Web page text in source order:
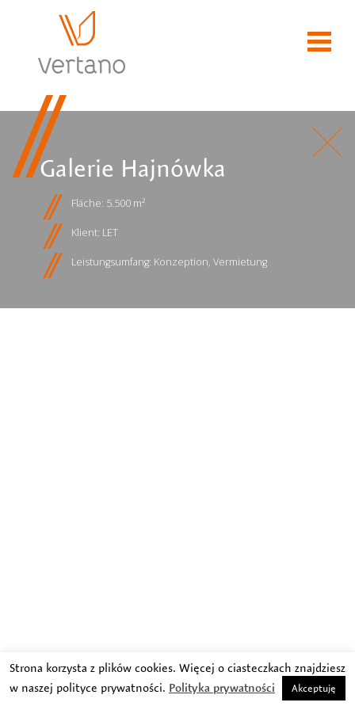
Galerie Hajnówka
Fläche: 5.500 m²
Klient: LET
Leistungsumfang: Konzeption, Vermietung
Strona korzysta z plików cookies. Więcej o ciasteczkach znajdziesz
w naszej polityce prywatności. Polityka prywatności Akceptuję